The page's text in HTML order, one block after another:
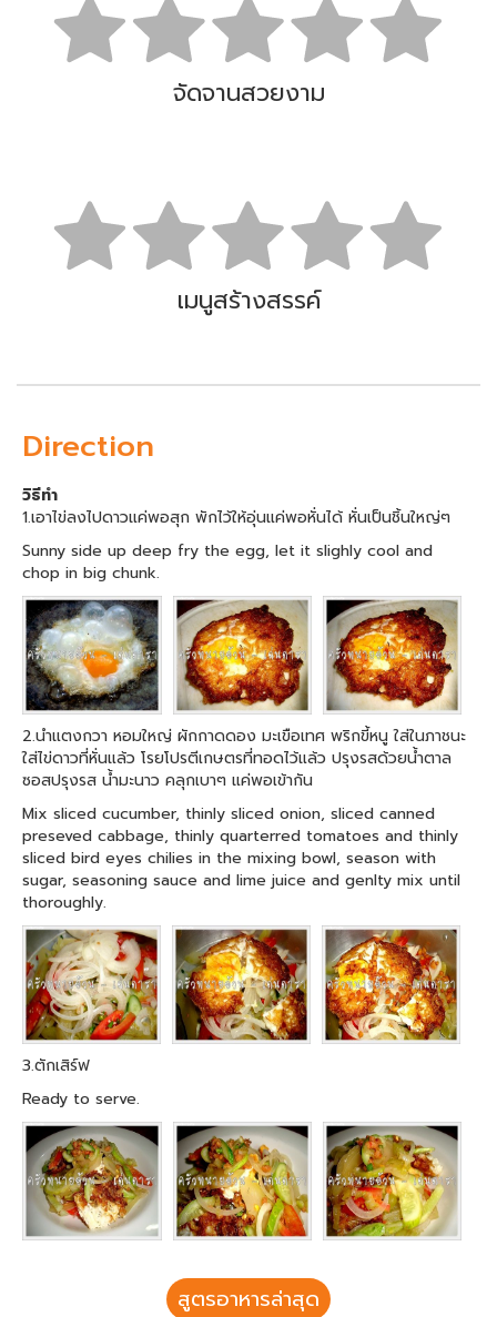
จัดจานสวยงาม
เมนูสร้างสรรค์
Direction
วิธีทำ
1.เอาไข่ลงไปดาวแค่พอสุก พักไว้ให้อุ่นแค่พอหั่นได้ หั่นเป็นชิ้นใหญ่ๆ
Sunny side up deep fry the egg, let it slighly cool and
chop in big chunk.
2.นำแตงกวา หอมใหญ่ ผักกาดดอง มะเขือเทศ พริกขี้หนู ใส่ในภาชนะ
ใส่ไข่ดาวที่หั่นแล้ว โรยโปรตีเกษตรที่ทอดไว้แล้ว ปรุงรสด้วยน้ำตาล
ซอสปรุงรส น้ำมะนาว คลุกเบาๆ แค่พอเข้ากัน
Mix sliced cucumber, thinly sliced onion, sliced canned
preseved cabbage, thinly quarterred tomatoes and thinly
sliced bird eyes chilies in the mixing bowl, season with
sugar, seasoning sauce and lime juice and genlty mix until
thoroughly.
3.ตักเสิร์ฟ
Ready to serve.
สูตรอาหารล่าสุด